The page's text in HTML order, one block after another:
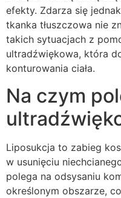
efekty. Zdarza się
tkanka tłuszczowa nie
takich sytuacjach z
ultradźwiękowa, która
konturowania ciała.
Na czym
Liposukcja to zabieg
w usunięciu
polega na odsysaniu
określonym obszarze,